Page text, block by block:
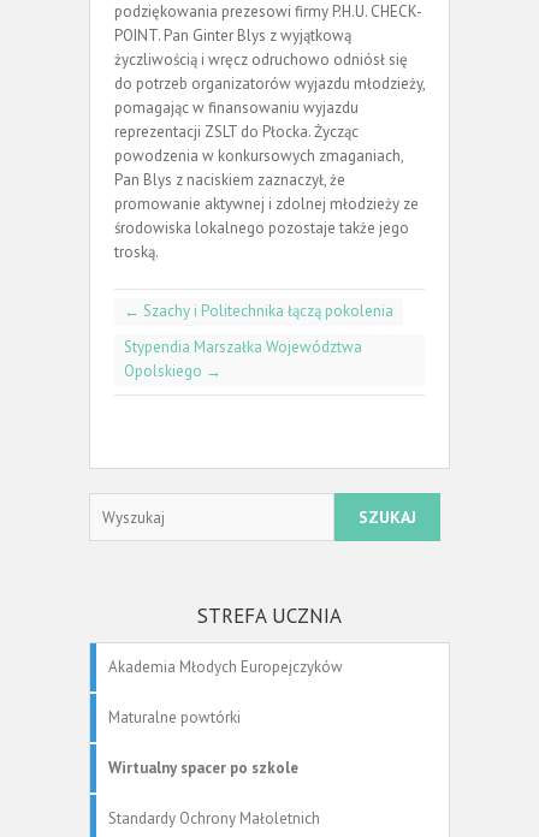
podziękowania prezesowi firmy P.H.U. CHECK-
POINT. Pan Ginter Blys z wyjątkową
życzliwością i wręcz odruchowo odniósł się
do potrzeb organizatorów wyjazdu młodzieży,
pomagając w finansowaniu wyjazdu
reprezentacji ZSLT do Płocka. Życząc
powodzenia w konkursowych zmaganiach,
Pan Blys z naciskiem zaznaczył, że
promowanie aktywnej i zdolnej młodzieży ze
środowiska lokalnego pozostaje także jego
troską.
← Szachy i Politechnika łączą pokolenia
Stypendia Marszałka Województwa
Opolskiego →
STREFA UCZNIA
Akademia Młodych Europejczyków
Maturalne powtórki
Wirtualny spacer po szkole
Standardy Ochrony Małoletnich